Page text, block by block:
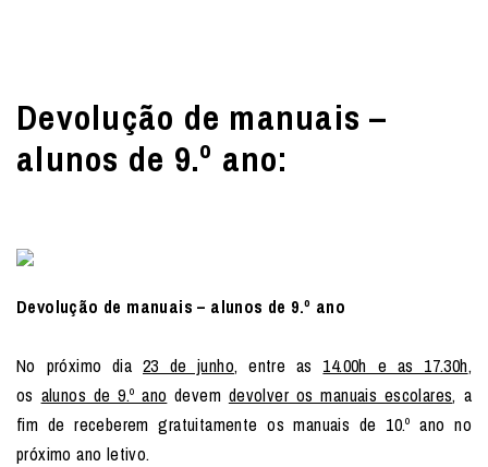
Devolução de manuais –
alunos de 9.º ano:
Devolução de manuais – alunos de 9.º ano
No próximo dia 23 de junho, entre as 14.00h e as 17.30h,
os alunos de 9.º ano devem devolver os manuais escolares, a
fim de receberem gratuitamente os manuais de 10.º ano no
próximo ano letivo.